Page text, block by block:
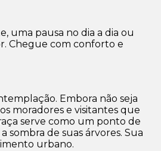
uma pausa no dia a dia ou
Chegue com conforto e
Embora não seja
moradores e visitantes que
serve como um ponto de
de suas árvores. Sua
urbano.